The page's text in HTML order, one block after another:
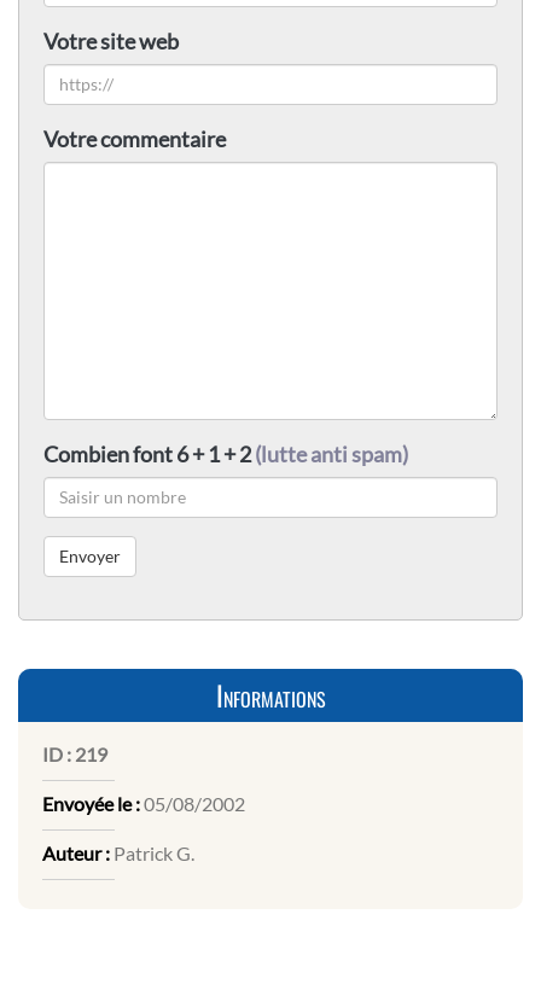
Votre site web
Votre commentaire
Combien font 6 + 1 + 2(lutte anti spam)
Informations
ID : 219
Envoyée le :05/08/2002
Auteur : Patrick G.